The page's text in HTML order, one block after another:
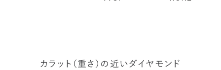
カラット（重さ）の近いダイヤモンド